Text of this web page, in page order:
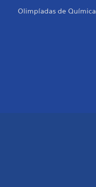
Olimpíadas de Química